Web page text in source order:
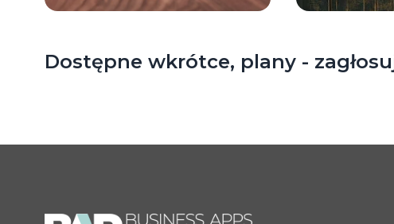
cyfrowych.
Dostępne wkrótce, plany -